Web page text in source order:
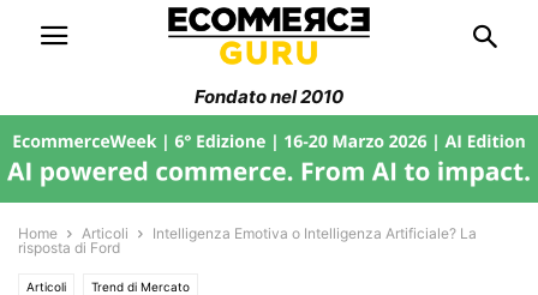
Fondato nel 2010
Home Articoli
Intelligenza Emotiva o Intelligenza Artificiale? La
risposta di Ford
Articoli Trend di Mercato